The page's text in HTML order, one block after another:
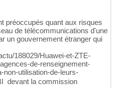
préoccupés quant aux risques
de télécommunications d'une
un gouvernement étranger qui
188029/Huawei-et-ZTE-
de-renseignement-
non-utilisation-de-leurs-
 devant la commission